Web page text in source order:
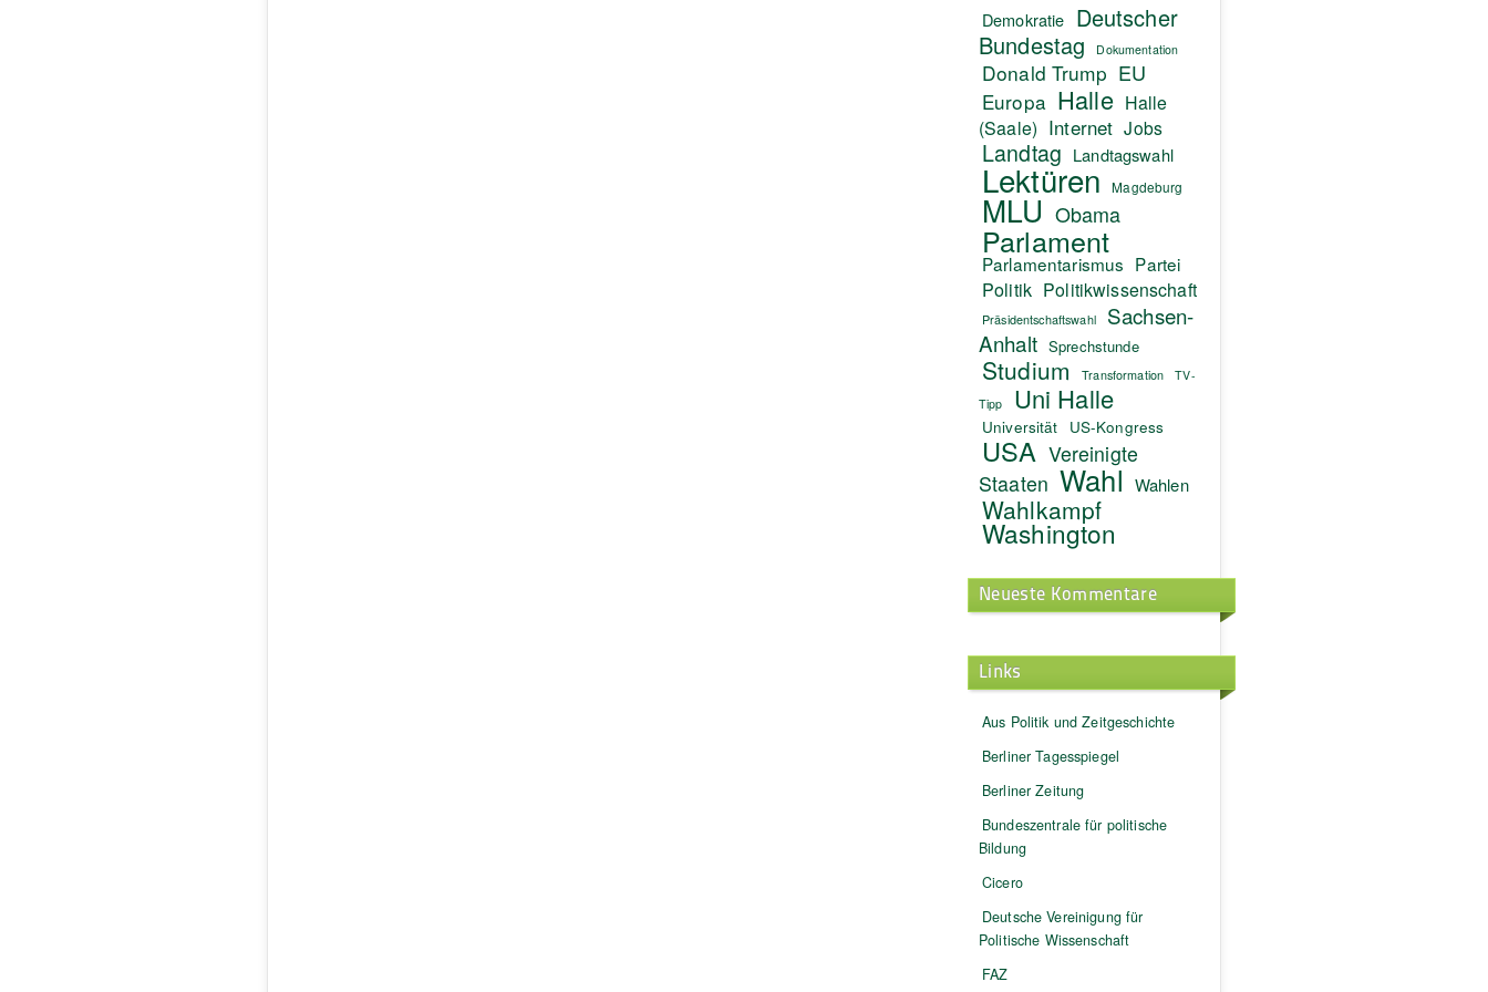
Demokratie Deutscher
Bundestag
Dokumentation
Donald Trump EU
Europa Halle Halle
(Saale) Internet Jobs
Landtag Landtagswahl
Lektüren Magdeburg
MLU Obama
Parlament
Parlamentarismus Partei
Politik Politikwissenschaft
Präsidentschaftswahl
Sachsen-
Anhalt Sprechstunde
Studium Transformation
TV-
Tipp
Uni Halle
Universität US-Kongress
USA Vereinigte
Staaten Wahl Wahlen
Wahlkampf
Washington
Neueste Kommentare
Links
Aus Politik und Zeitgeschichte
Berliner Tagesspiegel
Berliner Zeitung
Bundeszentrale für politische
Bildung
Cicero
Deutsche Vereinigung für
Politische Wissenschaft
FAZ